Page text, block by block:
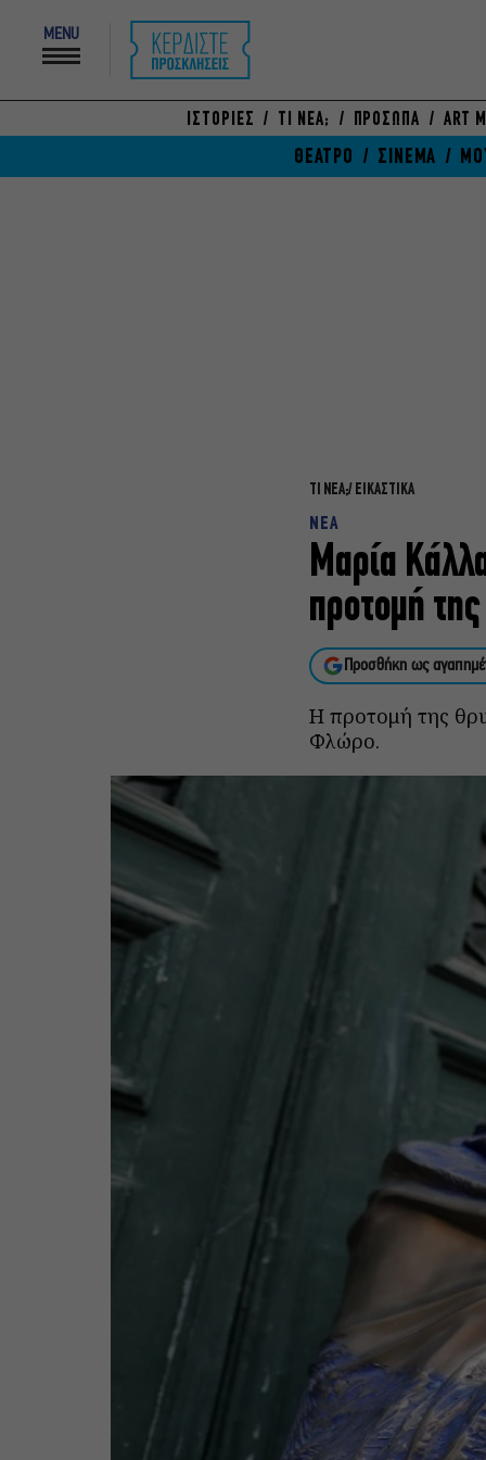
MENU
ΙΣΤΟΡΙΕΣ ΤΙ ΝΕΑ; ΠΡΟΣΩΠΑ ART
ΘΕΑΤΡΟ ΣΙΝΕΜΑ
ΤΙ ΝΕΑ; ΕΙΚΑΣΤΙΚΑ
NEA
Μαρία
προτομή της
Προσθήκη ως
Η προτομή της
Φλώρο.